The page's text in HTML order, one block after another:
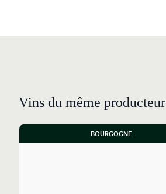
Vins du même producteur
BOURGOGNE